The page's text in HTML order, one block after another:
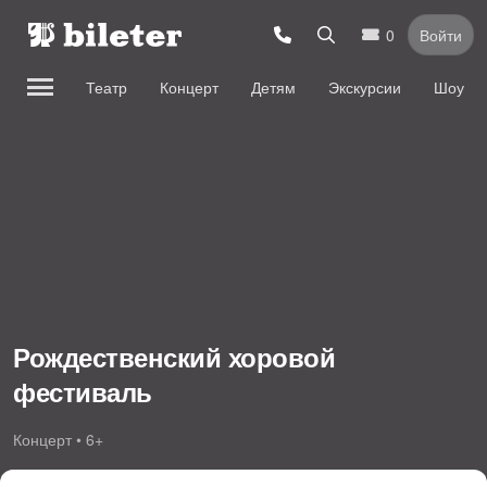
0 Войти
Театр Концерт Детям Экскурсии Шоу
Рождественский хоровой
фестиваль
Концерт • 6+